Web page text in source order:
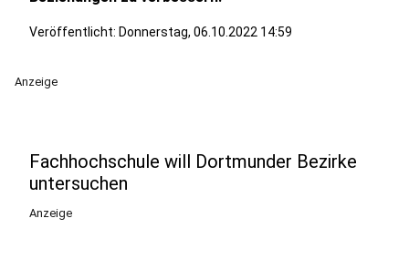
Veröffentlicht: Donnerstag, 06.10.2022 14:59
Anzeige
Fachhochschule will Dortmunder Bezirke
untersuchen
Anzeige